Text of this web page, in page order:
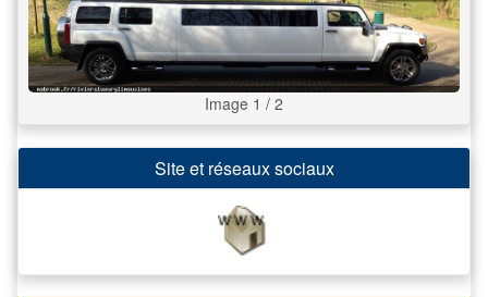
Image 1 / 2
Site et réseaux sociaux